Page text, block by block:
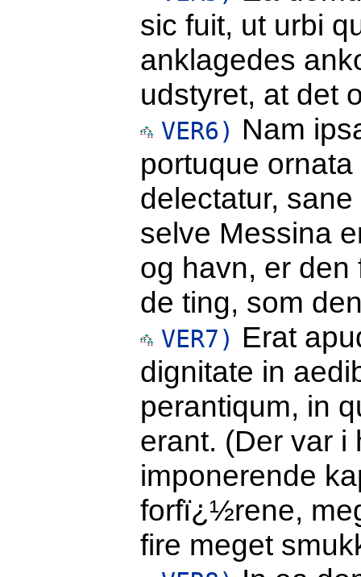
sic fuit, ut urbi
anklagedes
udstyret, at det
VER6) Nam
portuque
delectatur,
selve Messina
og havn, er
de ting, som
VER7) Erat
dignitate in
perantiqum, in
erant. (Der var i
imponerende
forfï¿½rene,
fire meget